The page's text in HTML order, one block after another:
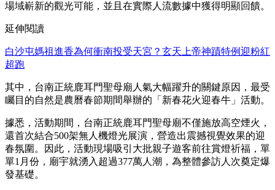
場域嶄新的觀光可能，並且在實際人流數據中獲得明顯回饋。
延伸閱讀
白沙屯媽祖進香為何衝南投受天宮？玄天上帝神蹟特例迎粉紅
超跑
其中，台南正統鹿耳門聖母廟人氣大幅躍升的關鍵原因，最受
矚目的自然是農曆春節期間舉辦的「新春花火迎春牛」活動。
據悉，活動期間，台南正統鹿耳門聖母廟不僅施放高空煙火，
還首次結合500架無人機燈光展演，營造出震撼視覺效果的迎
春氛圍。因此，活動現場吸引大批親子遊客前往賞燈祈福，單
單1月份，廟宇就湧入超過377萬人潮，為整體參訪人次奠定爆
發基礎。